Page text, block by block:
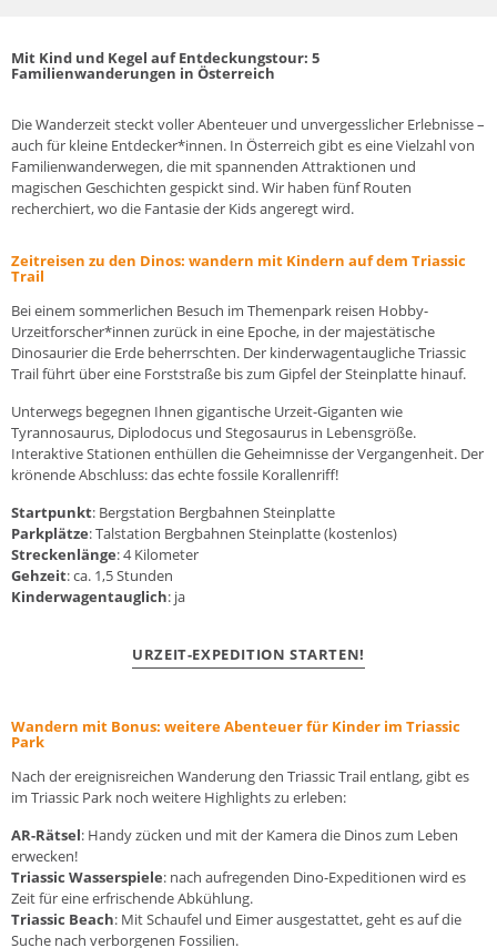
Mit Kind und Kegel auf Entdeckungstour: 5
Familienwanderungen in Österreich
Die Wanderzeit steckt voller Abenteuer und unvergesslicher Erlebnisse –
auch für kleine Entdecker*innen. In Österreich gibt es eine Vielzahl von
Familienwanderwegen, die mit spannenden Attraktionen und
magischen Geschichten gespickt sind. Wir haben fünf Routen
recherchiert, wo die Fantasie der Kids angeregt wird.
Zeitreisen zu den Dinos: wandern mit Kindern auf dem Triassic
Trail
Bei einem sommerlichen Besuch im Themenpark reisen Hobby-
Urzeitforscher*innen zurück in eine Epoche, in der majestätische
Dinosaurier die Erde beherrschten. Der kinderwagentaugliche Triassic
Trail führt über eine Forststraße bis zum Gipfel der Steinplatte hinauf.
Unterwegs begegnen Ihnen gigantische Urzeit-Giganten wie
Tyrannosaurus, Diplodocus und Stegosaurus in Lebensgröße.
Interaktive Stationen enthüllen die Geheimnisse der Vergangenheit. Der
krönende Abschluss: das echte fossile Korallenriff!
Startpunkt: Bergstation Bergbahnen Steinplatte
Parkplätze: Talstation Bergbahnen Steinplatte (kostenlos)
Streckenlänge: 4 Kilometer
Gehzeit: ca. 1,5 Stunden
Kinderwagentauglich: ja
URZEIT-EXPEDITION STARTEN!
Wandern mit Bonus: weitere Abenteuer für Kinder im Triassic
Park
Nach der ereignisreichen Wanderung den Triassic Trail entlang, gibt es
im Triassic Park noch weitere Highlights zu erleben:
AR-Rätsel: Handy zücken und mit der Kamera die Dinos zum Leben
erwecken!
Triassic Wasserspiele: nach aufregenden Dino-Expeditionen wird es
Zeit für eine erfrischende Abkühlung.
Triassic Beach: Mit Schaufel und Eimer ausgestattet, geht es auf die
Suche nach verborgenen Fossilien.